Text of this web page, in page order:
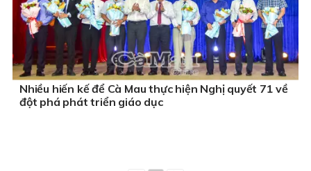
Nhiều hiến kế để Cà Mau thực hiện Nghị quyết 71 về
đột phá phát triển giáo dục